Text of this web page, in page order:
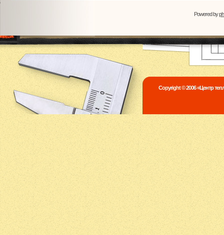
Powered by
Copyright © 2006 «Центр